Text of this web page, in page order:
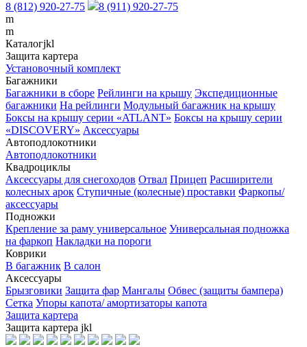
8 (812) 920-27-75
8 (911) 920-27-75
m
m
Каталогjkl
Защита картера
Установочный комплект
Багажники
Багажники в сборе Рейлинги на крышу Экспедиционные
багажники На рейлинги Модульный багажник на крышу
Боксы на крышу серии «ATLANT» Боксы на крышу серии
«DISCOVERY» Аксессуары
Автоподлокотники
Автоподлокотники
Квадроциклы
Аксессуары для снегоходов Отвал Прицеп Расширители
колесных арок Ступичные (колесные) проставки Фаркопы/
аксессуары
Подножки
Крепление за раму универсальное Универсальная подножка
на фаркоп Накладки на пороги
Коврики
В багажник В салон
Аксессуары
Брызговики Защита фар Мангалы Обвес (защиты бампера)
Сетка Упоры капота/ амортизаторы капота
Защита картера
Защита картера jkl